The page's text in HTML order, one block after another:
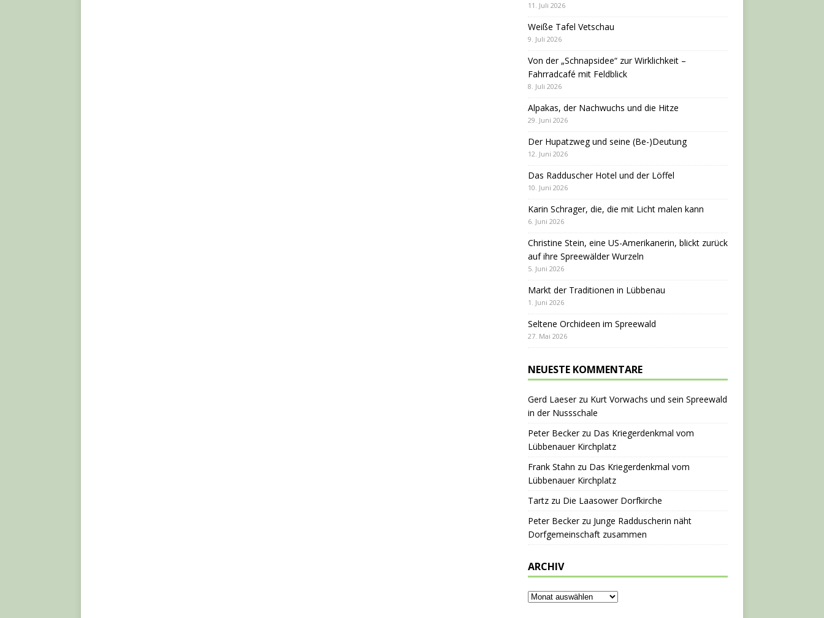
11. Juli 2026
Weiße Tafel Vetschau
9. Juli 2026
Von der „Schnapsidee“ zur Wirklichkeit –
Fahrradcafé mit Feldblick
8. Juli 2026
Alpakas, der Nachwuchs und die Hitze
29. Juni 2026
Der Hupatzweg und seine (Be-)Deutung
12. Juni 2026
Das Radduscher Hotel und der Löffel
10. Juni 2026
Karin Schrager, die, die mit Licht malen kann
6. Juni 2026
Christine Stein, eine US-Amerikanerin, blickt zurück
auf ihre Spreewälder Wurzeln
5. Juni 2026
Markt der Traditionen in Lübbenau
1. Juni 2026
Seltene Orchideen im Spreewald
27. Mai 2026
NEUESTE KOMMENTARE
Gerd Laeserzu Kurt Vorwachs und sein Spreewald
in der Nussschale
Peter Beckerzu Das Kriegerdenkmal vom
Lübbenauer Kirchplatz
Frank Stahn zu Das Kriegerdenkmal vom
Lübbenauer Kirchplatz
Tartzzu Die Laasower Dorfkirche
Peter Beckerzu Junge Radduscherin näht
Dorfgemeinschaft zusammen
ARCHIV